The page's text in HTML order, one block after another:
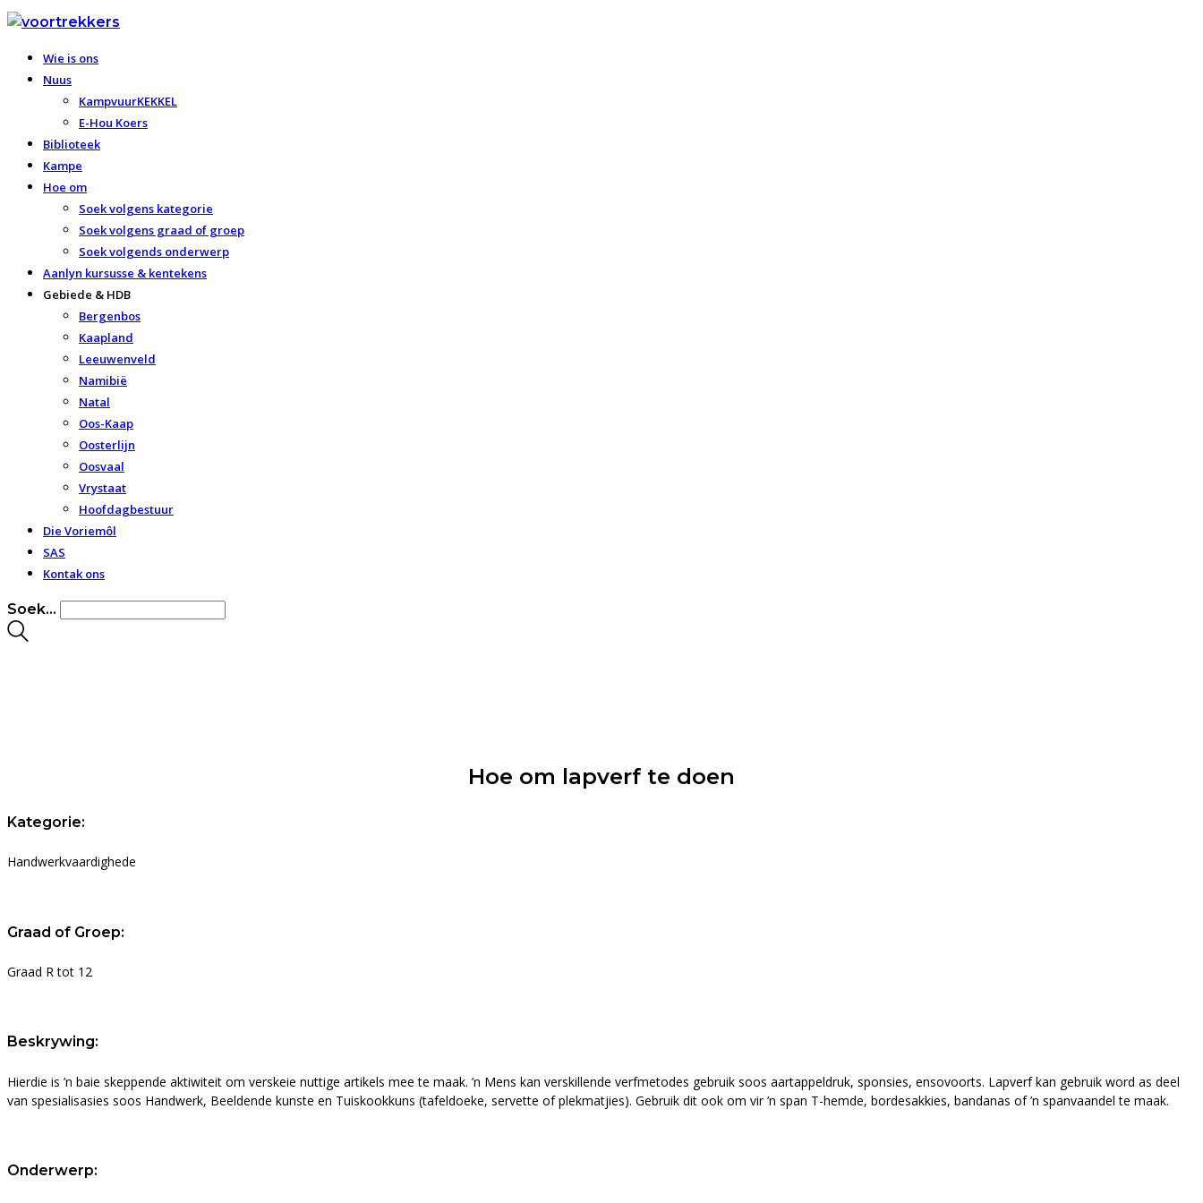
Wie is ons
Nuus
KampvuurKEKKEL
E-Hou Koers
Biblioteek
Kampe
Hoe om
Soek volgens kategorie
Soek volgens graad of groep
Soek volgends onderwerp
Aanlyn kursusse & kentekens
Gebiede & HDB
Bergenbos
Kaapland
Leeuwenveld
Namibië
Natal
Oos-Kaap
Oosterlijn
Oosvaal
Vrystaat
Hoofdagbestuur
Die Voriemôl
SAS
Kontak ons
Soek...
Hoe om lapverf te doen
Kategorie:
Handwerkvaardighede
Graad of Groep:
Graad R tot 12
Beskrywing:
Hierdie is ’n baie skeppende aktiwiteit om verskeie nuttige artikels mee te maak. ’n Mens kan verskillende verfmetodes gebruik soos aartappeldruk, sponsies, ensovoorts. Lapverf kan gebruik word as deel
van spesialisasies soos Handwerk, Beeldende kunste en Tuiskookkuns (tafeldoeke, servette of plekmatjies). Gebruik dit ook om vir ’n span T-hemde, bordesakkies, bandanas of ’n spanvaandel te maak.
Onderwerp: